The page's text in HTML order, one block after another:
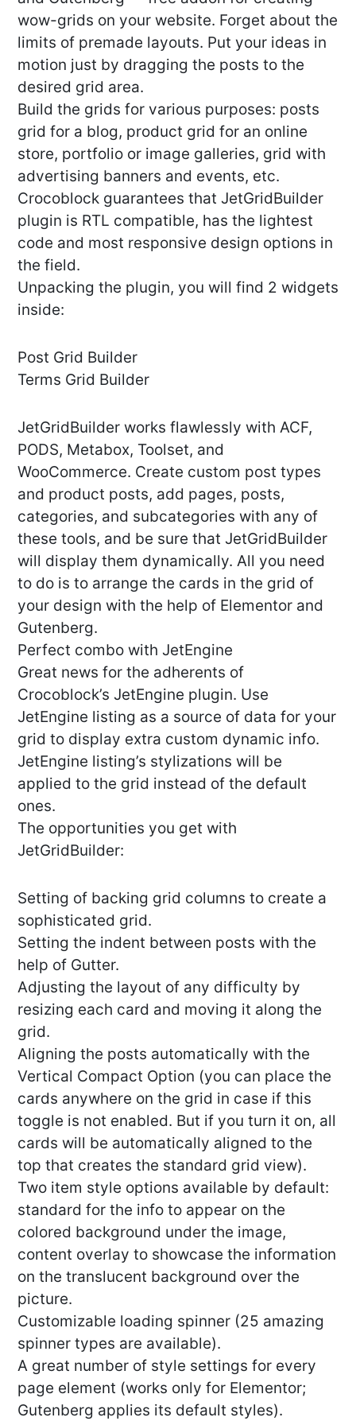
wow-grids on your website. Forget about the
limits of premade layouts. Put your ideas in
motion just by dragging the posts to the
desired grid area.
Build the grids for various purposes: posts
grid for a blog, product grid for an online
store, portfolio or image galleries, grid with
advertising banners and events, etc.
Crocoblock guarantees that JetGridBuilder
plugin is RTL compatible, has the lightest
code and most responsive design options in
the field.
Unpacking the plugin, you will find 2 widgets
inside:
Post Grid Builder
Terms Grid Builder
JetGridBuilder works flawlessly with ACF,
PODS, Metabox, Toolset, and
WooCommerce. Create custom post types
and product posts, add pages, posts,
categories, and subcategories with any of
these tools, and be sure that JetGridBuilder
will display them dynamically. All you need
to do is to arrange the cards in the grid of
your design with the help of Elementor and
Gutenberg.
Perfect combo with JetEngine
Great news for the adherents of
Crocoblock’s JetEngine plugin. Use
JetEngine listing as a source of data for your
grid to display extra custom dynamic info.
JetEngine listing’s stylizations will be
applied to the grid instead of the default
ones.
The opportunities you get with
JetGridBuilder:
Setting of backing grid columns to create a
sophisticated grid.
Setting the indent between posts with the
help of Gutter.
Adjusting the layout of any difficulty by
resizing each card and moving it along the
grid.
Aligning the posts automatically with the
Vertical Compact Option (you can place the
cards anywhere on the grid in case if this
toggle is not enabled. But if you turn it on, all
cards will be automatically aligned to the
top that creates the standard grid view).
Two item style options available by default:
standard for the info to appear on the
colored background under the image,
content overlay to showcase the information
on the translucent background over the
picture.
Customizable loading spinner (25 amazing
spinner types are available).
A great number of style settings for every
page element (works only for Elementor;
Gutenberg applies its default styles).